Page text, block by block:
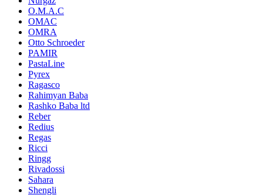
O.M.A.C
OMAC
OMRA
Otto Schroeder
PAMIR
PastaLine
Pyrex
Ragasco
Rahimyan Baba
Rashko Baba ltd
Reber
Redius
Regas
Ricci
Ringg
Rivadossi
Sahara
Shengli